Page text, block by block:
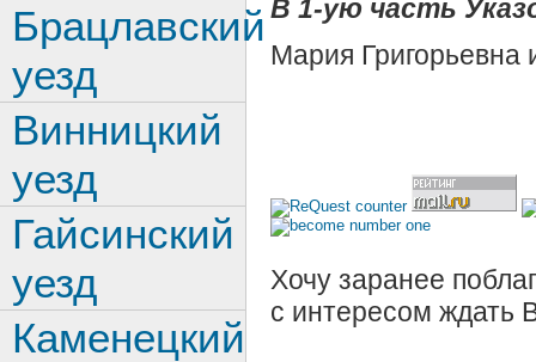
В 1-ую часть
Мария Григорьевна
Хочу заранее
с интересом ждать
Брацлавский
уезд
Винницкий
уезд
Гайсинский
уезд
Каменецкий